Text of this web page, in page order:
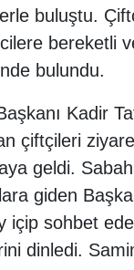
buluştu.
bereketli
bulundu.
Kadir
çiftçileri
geldi.
giden
içip sohbet
dinledi.